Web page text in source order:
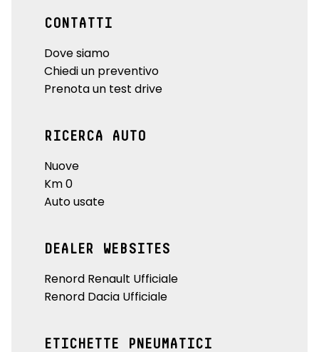
CONTATTI
Dove siamo
Chiedi un preventivo
Prenota un test drive
RICERCA AUTO
Nuove
Km 0
Auto usate
DEALER WEBSITES
Renord Renault Ufficiale
Renord Dacia Ufficiale
ETICHETTE PNEUMATICI